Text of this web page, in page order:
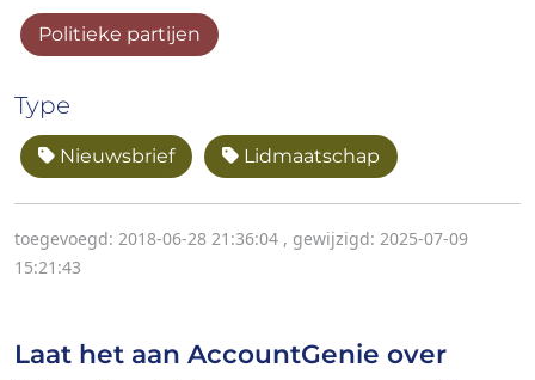
Politieke partijen
Type
Nieuwsbrief Lidmaatschap
toegevoegd: 2018-06-28 21:36:04 , gewijzigd: 2025-07-09
15:21:43
Laat het aan AccountGenie over